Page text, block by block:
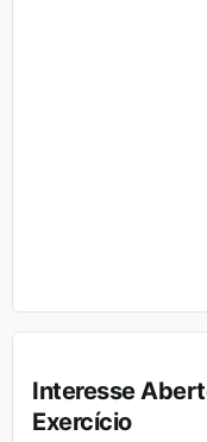
Interesse
Exercício